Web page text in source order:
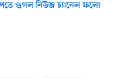
গুগল নিউজ চ্যানেল ফলো